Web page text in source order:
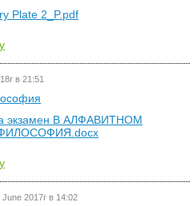
Plate 2_P.pdf
в 21:51
экзамен В АЛФАВИТНОМ
June 2017г в 14:02